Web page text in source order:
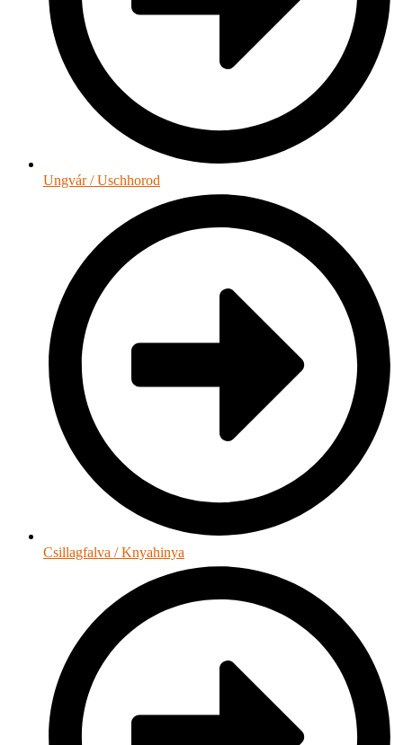
Ungvár / Uschhorod
Csillagfalva / Knyahinya